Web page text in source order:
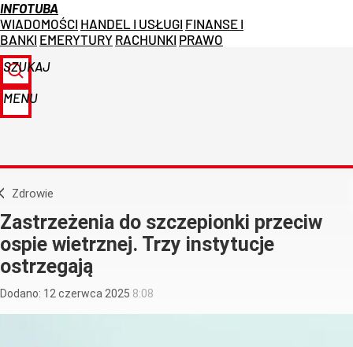
INFOTUBA
WIADOMOŚCI HANDEL I USŁUGI FINANSE I
BANKI EMERYTURY RACHUNKI PRAWO
SZUKAJ
MENU
Zdrowie
Zastrzeżenia do szczepionki przeciw
ospie wietrznej. Trzy instytucje
ostrzegają
Dodano: 12 czerwca 2025 8:08